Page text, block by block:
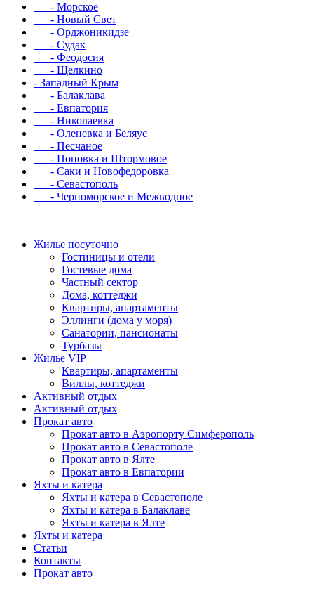
- Морское
- Новый Свет
- Орджоникидзе
- Судак
- Феодосия
- Щелкино
- Западный Крым
- Балаклава
- Евпатория
- Николаевка
- Оленевка и Беляус
- Песчаное
- Поповка и Штормовое
- Саки и Новофедоровка
- Севастополь
- Черноморское и Межводное
Жилье посуточно
Гостиницы и отели
Гостевые дома
Частный сектор
Дома, коттеджи
Квартиры, апартаменты
Эллинги (дома у моря)
Санатории, пансионаты
Турбазы
Жилье VIP
Квартиры, апартаменты
Виллы, коттеджи
Активный отдых
Активный отдых
Прокат авто
Прокат авто в Аэропорту Симферополь
Прокат авто в Севастополе
Прокат авто в Ялте
Прокат авто в Евпатории
Яхты и катера
Яхты и катера в Севастополе
Яхты и катера в Балаклаве
Яхты и катера в Ялте
Яхты и катера
Статьи
Контакты
Прокат авто